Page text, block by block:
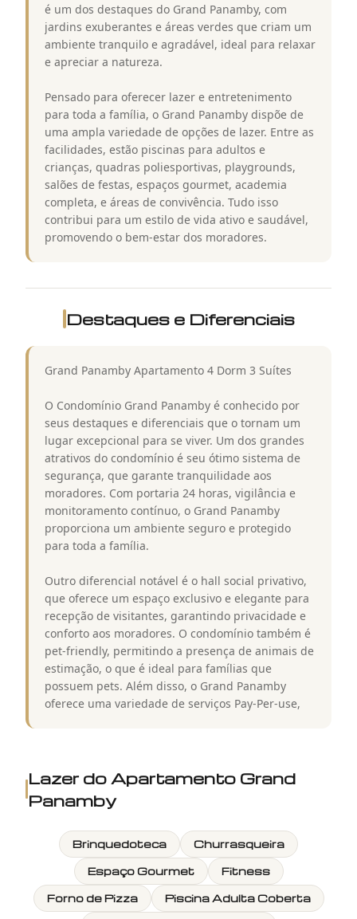
é um dos destaques do Grand Panamby, com
jardins exuberantes e áreas verdes que criam um
ambiente tranquilo e agradável, ideal para relaxar
e apreciar a natureza.
Pensado para oferecer lazer e entretenimento
para toda a família, o Grand Panamby dispõe de
uma ampla variedade de opções de lazer. Entre as
facilidades, estão piscinas para adultos e
crianças, quadras poliesportivas, playgrounds,
salões de festas, espaços gourmet, academia
completa, e áreas de convivência. Tudo isso
contribui para um estilo de vida ativo e saudável,
promovendo o bem-estar dos moradores.
Destaques e Diferenciais
Grand Panamby Apartamento 4 Dorm 3 Suítes
O Condomínio Grand Panamby é conhecido por
seus destaques e diferenciais que o tornam um
lugar excepcional para se viver. Um dos grandes
atrativos do condomínio é seu ótimo sistema de
segurança, que garante tranquilidade aos
moradores. Com portaria 24 horas, vigilância e
monitoramento contínuo, o Grand Panamby
proporciona um ambiente seguro e protegido
para toda a família.
Outro diferencial notável é o hall social privativo,
que oferece um espaço exclusivo e elegante para
recepção de visitantes, garantindo privacidade e
conforto aos moradores. O condomínio também é
pet-friendly, permitindo a presença de animais de
estimação, o que é ideal para famílias que
possuem pets. Além disso, o Grand Panamby
oferece uma variedade de serviços Pay-Per-use,
Lazer do Apartamento Grand
Panamby
Brinquedoteca
Churrasqueira
Espaço Gourmet
Fitness
Forno de Pizza
Piscina Adulta Coberta